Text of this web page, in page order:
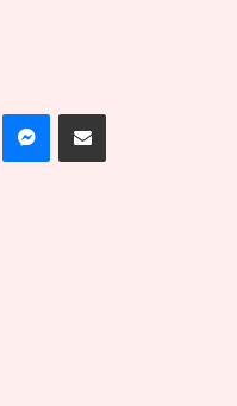
MessengerPartager par email